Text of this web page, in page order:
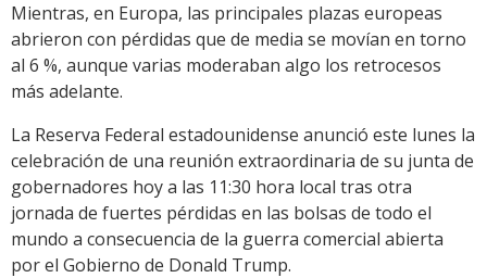
Mientras, en Europa, las principales plazas europeas
abrieron con pérdidas que de media se movían en torno
al 6 %, aunque varias moderaban algo los retrocesos
más adelante.
La Reserva Federal estadounidense anunció este lunes la
celebración de una reunión extraordinaria de su junta de
gobernadores hoy a las 11:30 hora local tras otra
jornada de fuertes pérdidas en las bolsas de todo el
mundo a consecuencia de la guerra comercial abierta
por el Gobierno de Donald Trump.